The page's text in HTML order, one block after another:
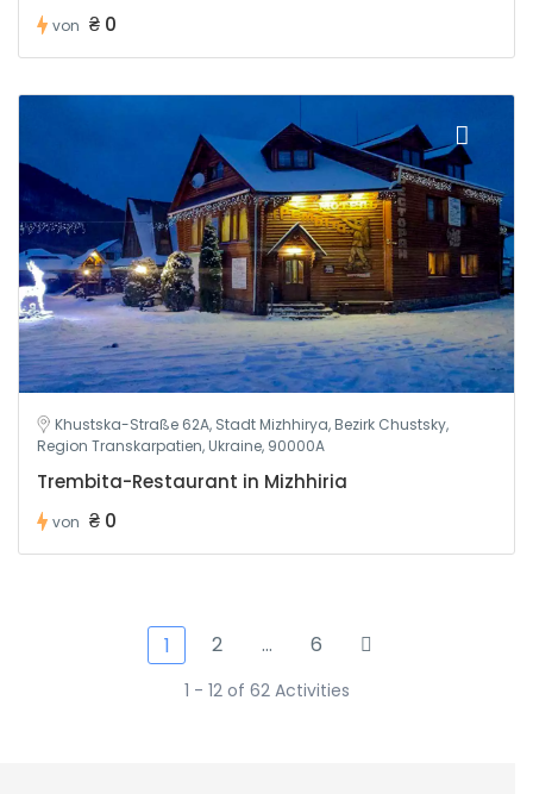
von ₴ 0
Khustska-Straße 62A, Stadt Mizhhirya, Bezirk Chustsky,
Region Transkarpatien, Ukraine, 90000A
Trembita-Restaurant in Mizhhiria
von ₴ 0
1 2 … 6
1 - 12 of 62 Activities